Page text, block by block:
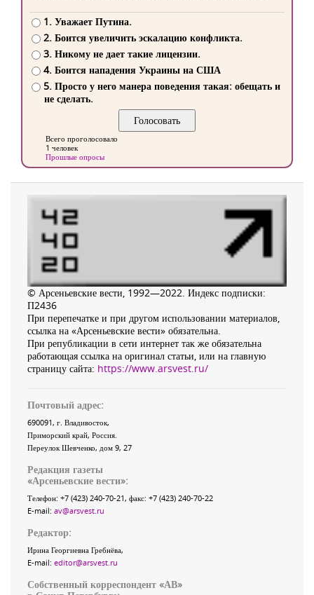
1. Уважает Путина.
2. Боится увеличить эскалацию конфликта.
3. Никому не дает такие лицензии.
4. Боится нападения Украины на США
5. Просто у него манера поведения такая: обещать и
не сделать.
Всего проголосовало
1 человек
Прошлые опросы
© Арсеньевские вести, 1992—2022. Индекс подписки:
П2436
При перепечатке и при другом использовании материалов,
ссылка на «Арсеньевские вести» обязательна.
При републикации в сети интернет так же обязательна
работающая ссылка на оригинал статьи, или на главную
страницу сайта: https://www.arsvest.ru/
Почтовый адрес:
690091, г. Владивосток,
Приморский край, Россия
Переулок Шевченко, дом 9, 27
Редакция газеты
«Арсеньевские вести»:
Телефон: +7 (423) 240-70-21, факс: +7 (423) 240-70-22
E-mail: av@arsvest.ru
Редактор:
Ирина Георгиевна Гребнёва,
E-mail: editor@arsvest.ru
Собственный корреспондент «АВ»